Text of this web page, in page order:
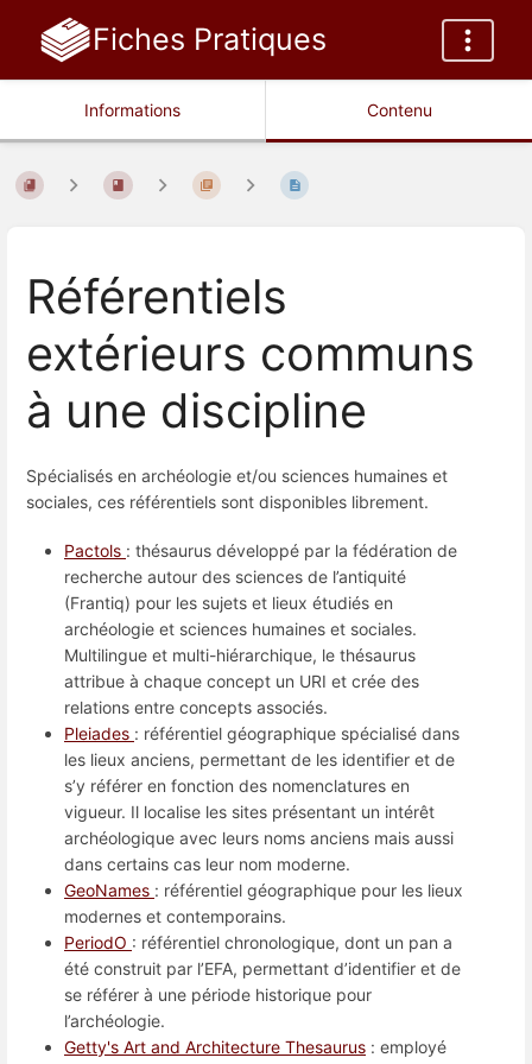
Fiches Pratiques
Informations Contenu
Référentiels
extérieurs communs
à une discipline
Spécialisés en archéologie et/ou sciences humaines et
sociales, ces référentiels sont disponibles librement.
Pactols : thésaurus développé par la fédération de
recherche autour des sciences de l’antiquité
(Frantiq) pour les sujets et lieux étudiés en
archéologie et sciences humaines et sociales.
Multilingue et multi-hiérarchique, le thésaurus
attribue à chaque concept un URI et crée des
relations entre concepts associés.
Pleiades : référentiel géographique spécialisé dans
les lieux anciens, permettant de les identifier et de
s’y référer en fonction des nomenclatures en
vigueur. Il localise les sites présentant un intérêt
archéologique avec leurs noms anciens mais aussi
dans certains cas leur nom moderne.
GeoNames : référentiel géographique pour les lieux
modernes et contemporains.
PeriodO : référentiel chronologique, dont un pan a
été construit par l’EFA, permettant d’identifier et de
se référer à une période historique pour
l’archéologie.
Getty's Art and Architecture Thesaurus : employé